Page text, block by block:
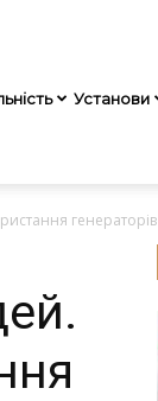
Установи
генераторів